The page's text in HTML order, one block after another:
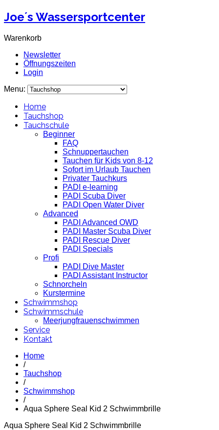
Joe´s Wassersportcenter
Warenkorb
Newsletter
Öffnungszeiten
Login
Menu:
Home
Tauchshop
Tauchschule
Beginner
FAQ
Schnuppertauchen
Tauchen für Kids von 8-12
Sofort im Urlaub Tauchen
Privater Tauchkurs
PADI e-learning
PADI Scuba Diver
PADI Open Water Diver
Advanced
PADI Advanced OWD
PADI Master Scuba Diver
PADI Rescue Diver
PADI Specials
Profi
PADI Dive Master
PADI Assistant Instructor
Schnorcheln
Kurstermine
Schwimmshop
Schwimmschule
Meerjungfrauenschwimmen
Service
Kontakt
Home
/
Tauchshop
/
Schwimmshop
/
Aqua Sphere Seal Kid 2 Schwimmbrille
Aqua Sphere Seal Kid 2 Schwimmbrille